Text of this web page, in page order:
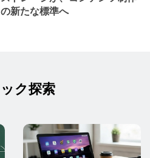
の新たな標準へ
ク探索